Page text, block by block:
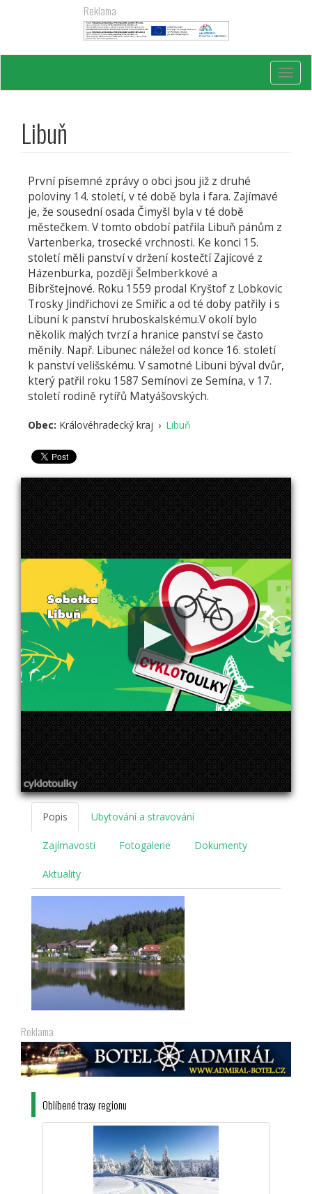
Reklama
Libuň
První písemné zprávy o obci jsou již z druhé
poloviny 14. století, v té době byla i fara. Zajímavé
je, že sousední osada Čimyšl byla v té době
městečkem. V tomto období patřila Libuň pánům z
Vartenberka, trosecké vrchnosti. Ke konci 15.
století měli panství v držení kostečtí Zajícové z
Házenburka, později Šelmberkkové a
Bibrštejnové. Roku 1559 prodal Kryštof z Lobkovic
Trosky Jindřichovi ze Smiřic a od té doby patřily i s
Libuní k panství hruboskalskému.V okolí bylo
několik malých tvrzí a hranice panství se často
měnily. Např. Libunec náležel od konce 16. století
k panství velišskému. V samotné Libuni býval dvůr,
který patřil roku 1587 Semínovi ze Semína, v 17.
století rodině rytířů Matyášovských.
Obec: Královéhradecký kraj › Libuň
Popis Ubytování a stravování
Zajímavosti Fotogalerie Dokumenty
Aktuality
Reklama
Oblíbené trasy regionu